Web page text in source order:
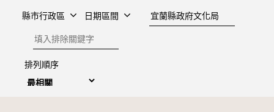
縣市行政區 日期區間
建檔單位
排除關鍵字
排列順序